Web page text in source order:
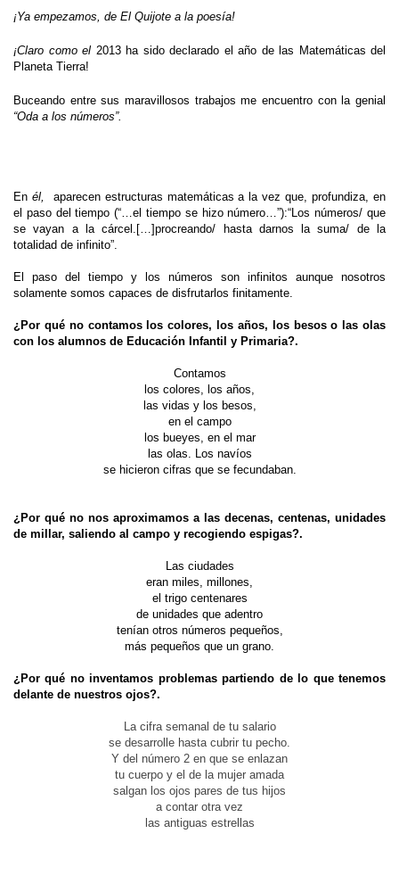
¡Ya empezamos, de El Quijote a la poesía!
¡Claro como el 2013 ha sido declarado el año de las Matemáticas del
Planeta Tierra!
Buceando entre sus maravillosos trabajos me encuentro con la genial
“Oda a los números”.
En él,
aparecen estructuras matemáticas a la vez que, profundiza, en
el paso del tiempo (“…el tiempo se hizo número…”):“Los números/ que
se vayan a la cárcel.[…]procreando/ hasta darnos la suma/ de la
totalidad de infinito”.
El paso del tiempo y los números son infinitos aunque nosotros
solamente somos capaces de disfrutarlos finitamente.
¿Por qué no contamos los colores, los años, los besos o las olas
con los alumnos de Educación Infantil y Primaria?.
Contamos
los colores, los años,
las vidas y los besos,
en el campo
los bueyes, en el mar
las olas. Los navíos
se hicieron cifras que se fecundaban.
¿Por qué no nos aproximamos a las decenas, centenas, unidades
de millar, saliendo al campo y recogiendo espigas?.
Las ciudades
eran miles, millones,
el trigo centenares
de unidades que adentro
tenían otros números pequeños,
más pequeños que un grano.
¿Por qué no inventamos problemas partiendo de lo que tenemos
delante de nuestros ojos?.
La cifra semanal de tu salario
se desarrolle hasta cubrir tu pecho.
Y del número 2 en que se enlazan
tu cuerpo y el de la mujer amada
salgan los ojos pares de tus hijos
a contar otra vez
las antiguas estrellas